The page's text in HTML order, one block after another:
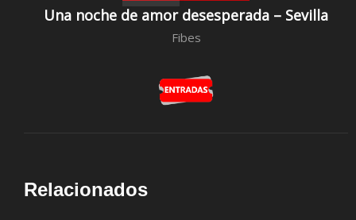
Una noche de amor desesperada – Sevilla
Fibes
Relacionados